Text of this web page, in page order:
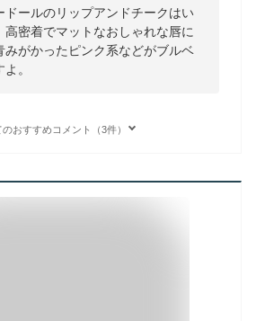
ドールのリップアンドチークはい
高密着でマットなおしゃれな唇に
みがかったピンク系などがブルベ
。
のおすすめコメント（3件）